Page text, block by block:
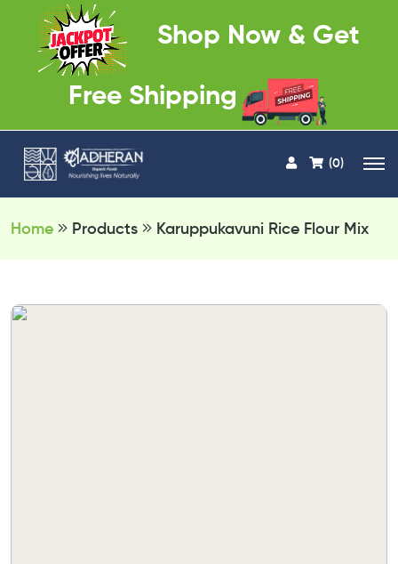
Shop Now & Get
Free Shipping
(0)
Home Products Karuppukavuni Rice Flour Mix